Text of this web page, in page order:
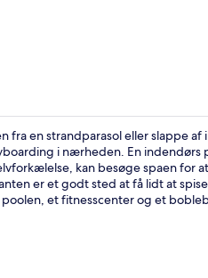
fra en strandparasol eller slappe af
i nærheden. En indendørs
kan besøge spaen for
er et godt sted at få lidt at
et fitnesscenter og et